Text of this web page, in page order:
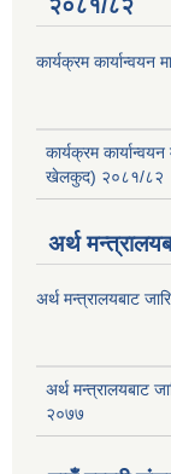
२०८१/८२
कार्यक्रम
कार्यक्रम
खेलकुद) २०८१/८२
अर्थ
अर्थ मन्त्रालयबाट
अर्थ मन्त्रालयबाट
२०७७